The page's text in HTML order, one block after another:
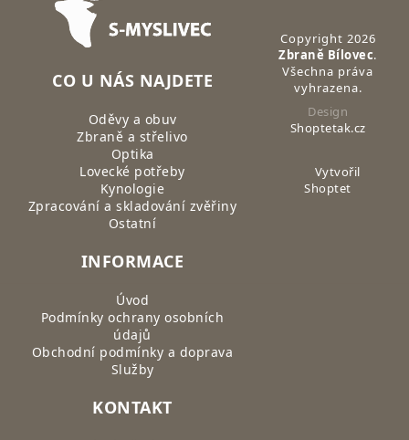
CO U NÁS NAJDETE
Oděvy a obuv
Zbraně a střelivo
Optika
Lovecké potřeby
Kynologie
Zpracování a skladování zvěřiny
Ostatní
INFORMACE
Úvod
Podmínky ochrany osobních
údajů
Obchodní podmínky a doprava
Služby
KONTAKT
Copyright 2026
Zbraně Bílovec.
Všechna práva
vyhrazena.
Design
Shoptetak.cz
Vytvořil
Shoptet